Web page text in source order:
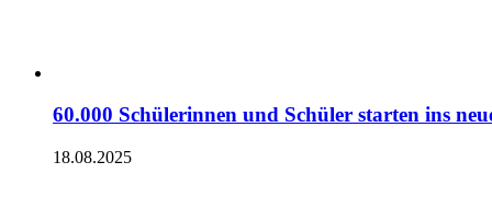
60.000 Schülerinnen und Schüler starten ins
18.08.2025